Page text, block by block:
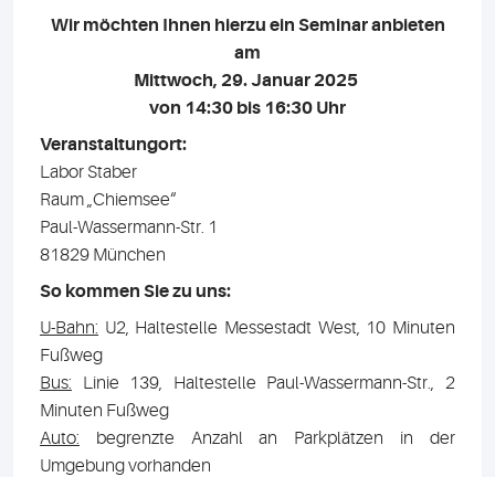
Wir möchten Ihnen hierzu ein Seminar anbieten
am
Mittwoch, 29. Januar 2025
von 14:30 bis 16:30 Uhr
Veranstaltungort:
Labor Staber
Raum „Chiemsee“
Paul-Wassermann-Str. 1
81829 München
So kommen Sie zu uns:
U-Bahn: U2, Haltestelle Messestadt West, 10 Minuten
Fußweg
Bus: Linie 139, Haltestelle Paul-Wassermann-Str., 2
Minuten Fußweg
Auto: begrenzte Anzahl an Parkplätzen in der
Umgebung vorhanden